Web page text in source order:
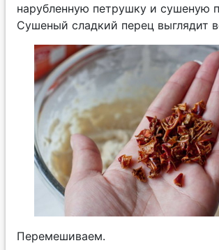
нарубленную петрушку и сушеную
Сушеный сладкий перец выглядит
Перемешиваем.